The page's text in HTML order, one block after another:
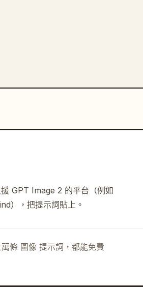
GPT Image 2 的平台（例如
），把提示詞貼上。
條 圖像 提示詞，都能免費